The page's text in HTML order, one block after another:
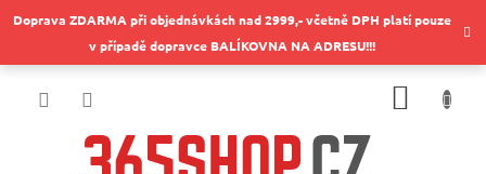
naDoprava ZDARMA při objednávkách nad 2999,- včetně DPH platí pouze
v případě dopravce BALÍKOVNA NA ADRESU!!!